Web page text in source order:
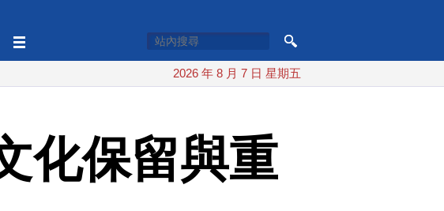
2026 年 8 月 7 日 星期五
化保留與重